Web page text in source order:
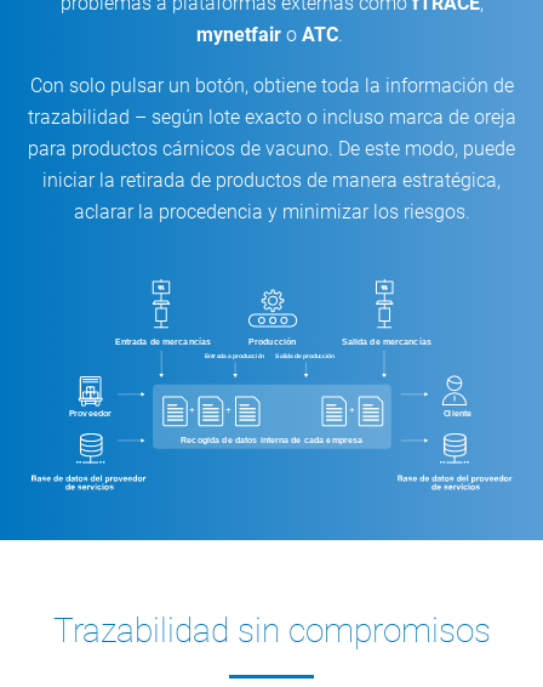
mynetfairo ATC.
Con solo pulsar un botón, obtiene toda la información de
trazabilidad – según lote exacto o incluso marca de oreja
para productos cárnicos de vacuno. De este modo, puede
iniciar la retirada de productos de manera estratégica,
aclarar la procedencia y minimizar los riesgos.
+ +
+
Entrada de mercancías
Proveedor Cliente
Salida de mercancías
Producción
Entrada a producción Salida de producción
Recogida de datos interna de cada empresa
Trazabilidad sin compromisos